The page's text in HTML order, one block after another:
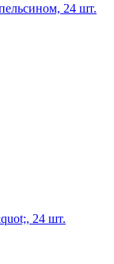
24 шт.